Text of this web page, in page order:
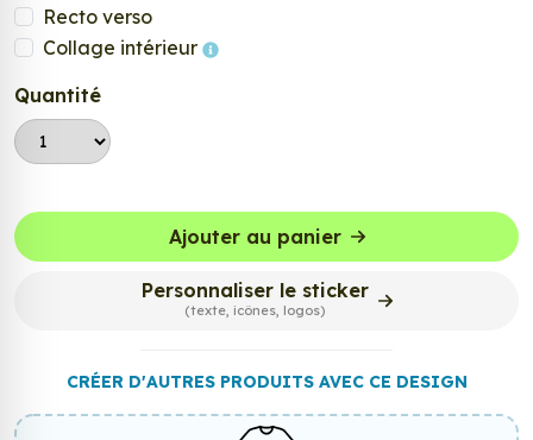
Recto verso
Collage intérieur
Quantité
Ajouter au panier
Personnaliser le sticker
(texte, icônes, logos)
CRÉER D'AUTRES PRODUITS AVEC CE DESIGN